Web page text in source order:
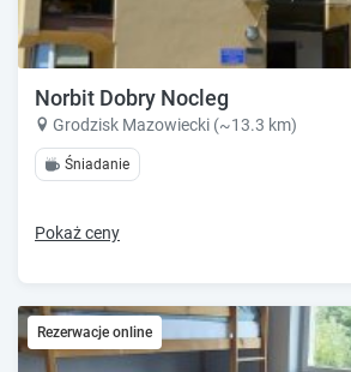
Norbit Dobry Nocleg
Grodzisk Mazowiecki (~13.3 km)
Śniadanie
Pokaż ceny
Rezerwacje online